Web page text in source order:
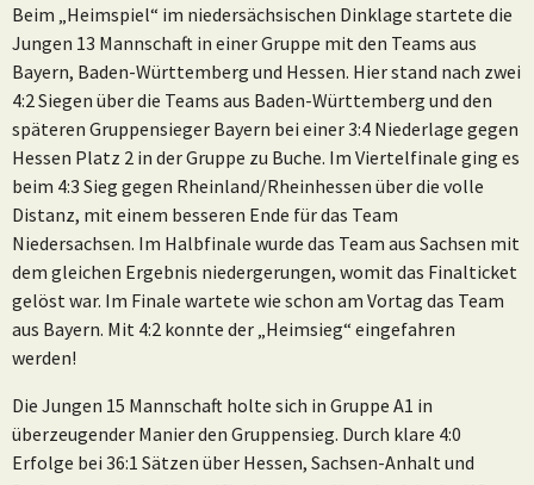
Beim „Heimspiel“ im niedersächsischen Dinklage startete die
Jungen 13 Mannschaft in einer Gruppe mit den Teams aus
Bayern, Baden-Württemberg und Hessen. Hier stand nach zwei
4:2 Siegen über die Teams aus Baden-Württemberg und den
späteren Gruppensieger Bayern bei einer 3:4 Niederlage gegen
Hessen Platz 2 in der Gruppe zu Buche. Im Viertelfinale ging es
beim 4:3 Sieg gegen Rheinland/Rheinhessen über die volle
Distanz, mit einem besseren Ende für das Team
Niedersachsen. Im Halbfinale wurde das Team aus Sachsen mit
dem gleichen Ergebnis niedergerungen, womit das Finalticket
gelöst war. Im Finale wartete wie schon am Vortag das Team
aus Bayern. Mit 4:2 konnte der „Heimsieg“ eingefahren
werden!
Die Jungen 15 Mannschaft holte sich in Gruppe A1 in
überzeugender Manier den Gruppensieg. Durch klare 4:0
Erfolge bei 36:1 Sätzen über Hessen, Sachsen-Anhalt und